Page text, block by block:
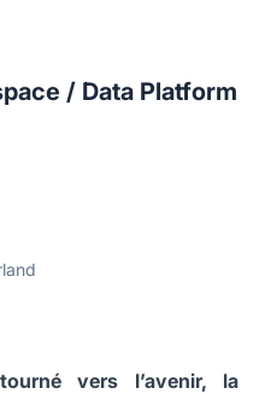
/ Data Platform
vers l’avenir, la